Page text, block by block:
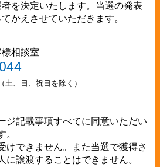
を決定いたします。当選の発表
かえさせていただきます。
相談室
、日、祝日を除く）
ジ記載事項すべてに同意いただい
。
けできません。また当選で獲得さ
に譲渡することはできません。